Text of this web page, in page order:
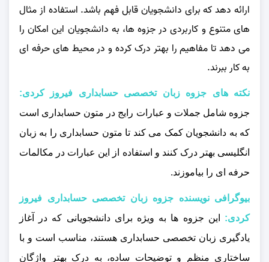
ارائه دهد که برای دانشجویان قابل فهم باشد. استفاده از مثال‌
های متنوع و کاربردی در جزوه‌ ها، به دانشجویان این امکان را
می‌ دهد تا مفاهیم را بهتر درک کرده و در محیط‌ های حرفه‌ ای
به کار ببرند.
نکته های جزوه زبان تخصصی حسابداری فیروز کردی:
جزوه شامل جملات و عبارات رایج در متون حسابداری است
که به دانشجویان کمک می‌ کند تا متون حسابداری را به زبان
انگلیسی بهتر درک کنند و استفاده از این عبارات در مکالمات
حرفه‌ ای را بیاموزند.
بیوگرافی نویسنده جزوه زبان تخصصی حسابداری فیروز
کردی:
این جزوه‌ ها به ویژه برای دانشجویانی که در آغاز
یادگیری زبان تخصصی حسابداری هستند، مناسب است و با
ساختاری منظم و توضیحات ساده، به درک بهتر واژگان